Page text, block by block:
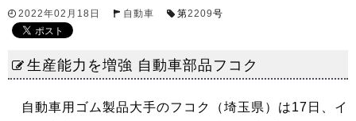
2022年02月18日 自動車 第2209号
生産能力を増強 自動車部品フコク
自動車用ゴム製品大手のフコク（埼玉県）は17日、イ